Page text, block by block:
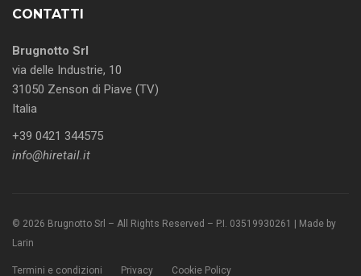
CONTATTI
Brugnotto Srl
via delle Industrie, 10
31050 Zenson di Piave (TV)
Italia
+39 0421 344575
info@hiretail.it
© 2026 Brugnotto Srl – All Rights Reserved – P.I. 03519930261 | Made by
Larin
Termini e condizioni Privacy Cookie Policy